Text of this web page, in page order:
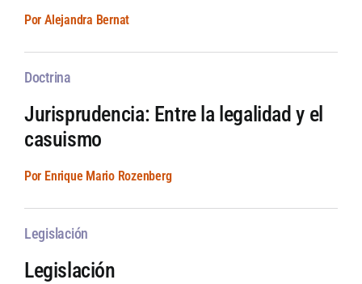
Por Alejandra Bernat
Doctrina
Jurisprudencia: Entre la legalidad y el
casuismo
Por Enrique Mario Rozenberg
Legislación
Legislación